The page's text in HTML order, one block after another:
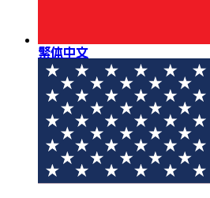
繁体中文